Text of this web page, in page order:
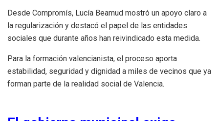
Desde Compromís, Lucía Beamud mostró un apoyo claro a
la regularización y destacó el papel de las entidades
sociales que durante años han reivindicado esta medida.
Para la formación valencianista, el proceso aporta
estabilidad, seguridad y dignidad a miles de vecinos que ya
forman parte de la realidad social de Valencia.